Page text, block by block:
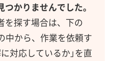
かりませんでした。
を探す場合は、下の
中から、作業を依頼す
対応しているか」を直